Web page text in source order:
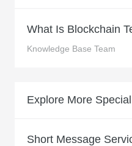
What Is Blockchain
Knowledge Base Team
Explore More
Short Message